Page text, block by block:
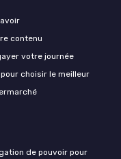
contenu
votre journée
choisir le meilleur
de pouvoir pour